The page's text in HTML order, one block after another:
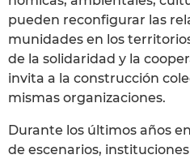
pueden reconfigurar las
munidades en los
de la solidaridad y la
invita a la construcción
mismas organizaciones.
Durante los últimos años
de escenarios,